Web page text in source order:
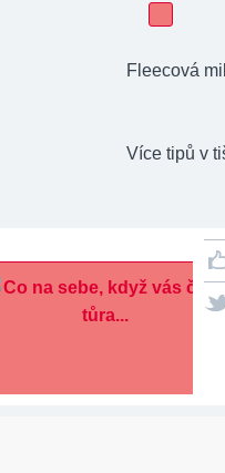
Fleecová
Více tipů v